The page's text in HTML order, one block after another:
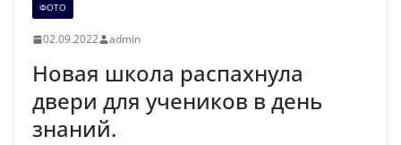
ФОТО
02.09.2022 admin
Новая школа распахнула
двери для учеников в день
знаний.